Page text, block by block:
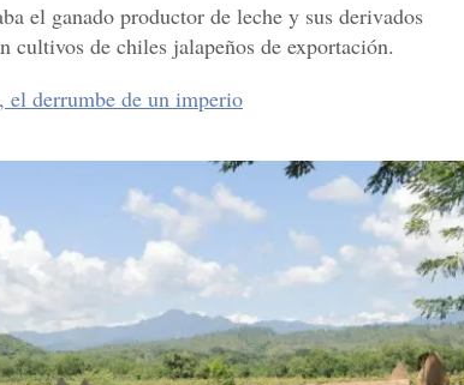
el ganado productor de leche y sus derivados
cultivos de chiles jalapeños de exportación.
el derrumbe de un imperio